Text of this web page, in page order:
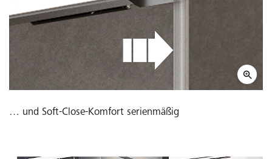
… und Soft-Close-Komfort serienmäßig